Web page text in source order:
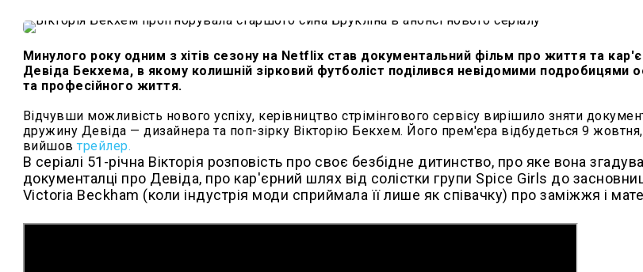
Минулого року одним з хітів сезону на Netflix став документальний фільм про життя та
Девіда Бекхема, в якому колишній зірковий футболіст поділився невідомими подробицями
та професійного життя.
Відчувши можливість нового успіху, керівництво стрімінгового сервісу вирішило зняти
дружину Девіда — дизайнера та поп-зірку Вікторію Бекхем. Його прем'єра відбудеться 9
вийшовтрейлер.
В серіалі 51-річна Вікторія розповість про своє безбідне дитинство, про яке вона
документалці про Девіда, про кар'єрний шлях від солістки групи Spice Girls до
Victoria Beckham (коли індустрія моди сприймала її лише як співачку) про заміжжя і